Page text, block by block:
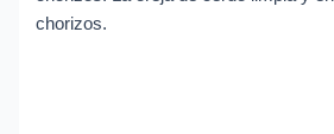
chorizos.